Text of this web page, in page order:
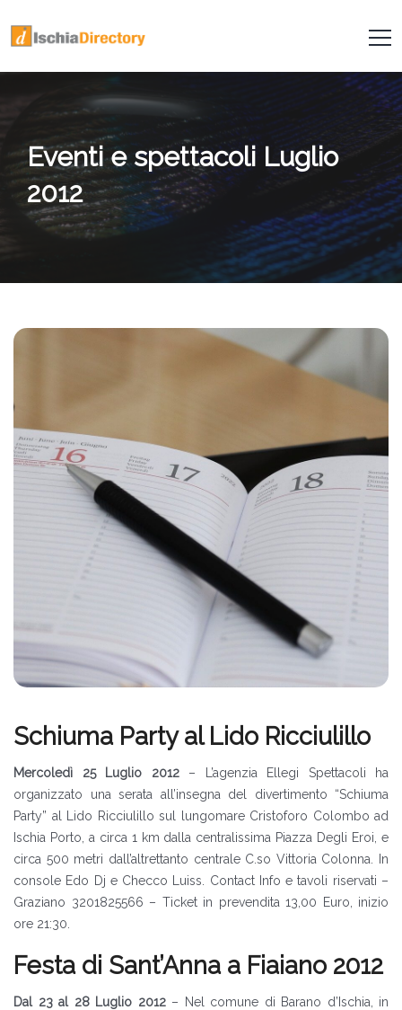
Eventi e spettacoli Luglio
2012
Schiuma Party al Lido Ricciulillo
Mercoledì 25 Luglio 2012– L’agenzia Ellegi Spettacoli ha
organizzato una serata all’insegna del divertimento “Schiuma
Party” al Lido Ricciulillo sul lungomare Cristoforo Colombo ad
Ischia Porto, a circa 1 km dalla centralissima Piazza Degli Eroi, e
circa 500 metri dall’altrettanto centrale C.so Vittoria Colonna. In
console Edo Dj e Checco Luiss. Contact Info e tavoli riservati –
Graziano 3201825566 – Ticket in prevendita 13,00 Euro, inizio
ore 21:30.
Festa di Sant’Anna a Fiaiano 2012
Dal 23 al 28 Luglio 2012– Nel comune di Barano d’Ischia, in